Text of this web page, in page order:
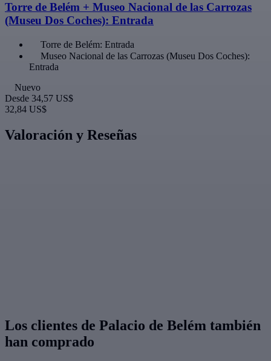
Torre de Belém + Museo Nacional de las Carrozas
(Museu Dos Coches): Entrada
Torre de Belém: Entrada
Museo Nacional de las Carrozas (Museu Dos Coches):
Entrada
Nuevo
Desde 34,57 US$
32,84 US$
Valoración y Reseñas
Los clientes de Palacio de Belém también
han comprado